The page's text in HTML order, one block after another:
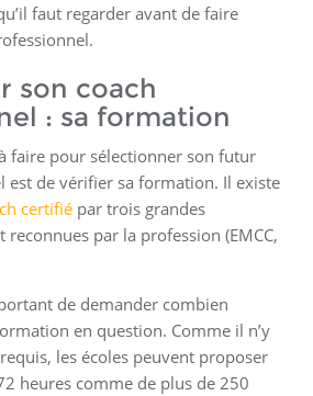
faut regarder avant de faire
son coach
: sa formation
faire pour sélectionner son futur
est de vérifier sa formation. Il existe
certifié par trois grandes
par la profession (EMCC,
de demander combien
en question. Comme il n’y
les écoles peuvent proposer
heures comme de plus de 250